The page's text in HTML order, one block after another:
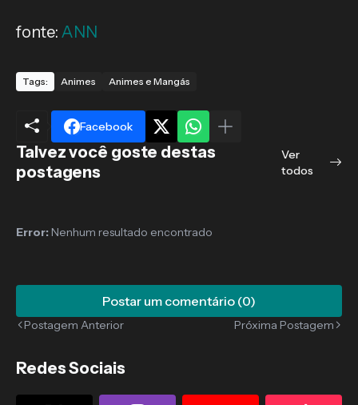
fonte: ANN
Tags: Animes Animes e Mangás
Facebook
Talvez você goste destas
postagens
Ver
todos
Error: Nenhum resultado encontrado
Postar um comentário (0)
Postagem Anterior Próxima Postagem
Redes Sociais